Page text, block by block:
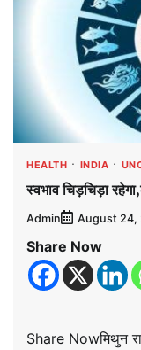
HEALTH INDIA
स्वभाव चिड़चिड़ा
Admin August 24,
Share Now
Share Nowमिथुन